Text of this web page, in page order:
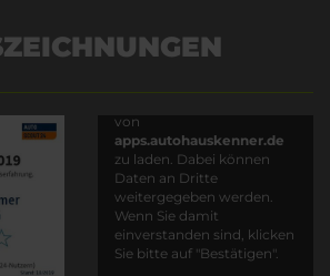
von
apps.autohauskenner.de
zu laden. Dabei können
Daten an Dritte
weitergegeben werden.
Wenn Sie damit
einverstanden sind, klicken
Sie bitte auf "Bestätigen".